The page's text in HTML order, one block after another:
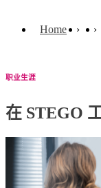
Home
职业生涯
在 STEGO